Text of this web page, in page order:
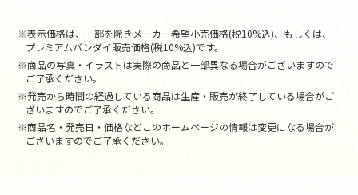
※表示価格は、一部を除きメーカー希望小売価格(税10%込)、もしくは、
プレミアムバンダイ販売価格(税10%込)です。
※商品の写真・イラストは実際の商品と一部異なる場合がございますので
ご了承ください。
※発売から時間の経過している商品は生産・販売が終了している場合がご
ざいますのでご了承ください。
※商品名・発売日・価格などこのホームページの情報は変更になる場合が
ございますのでご了承ください。